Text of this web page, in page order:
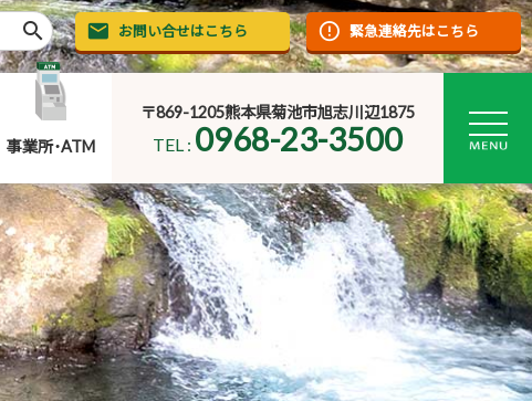
search お問い合せはこちら 緊急連絡先はこちら
事業所･ATM
〒869-1205熊本県菊池市旭志川辺1875
TEL : 0968-23-3500